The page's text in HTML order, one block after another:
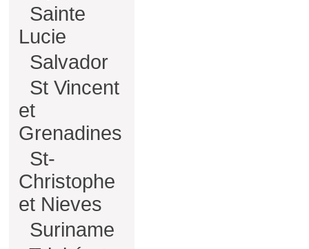
Sainte
Lucie
Salvador
St Vincent
et
Grenadines
St-
Christophe
et Nieves
Suriname